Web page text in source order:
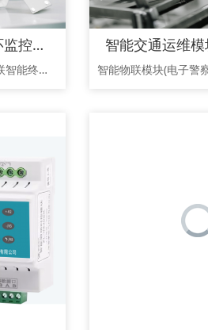
4网18串动变电站动环监控主机、采集采集器、IED智能终端、规约管理机、协约转换器
变电站物联监控主机,电鸿物联智能终端NWL-P9200——让任何站点秒变“智慧节点”一、场景用途•通信基站、电力机房、光伏箱变、泵房、仓库、冷链车厢、户外机柜等无人值守场景•需把“市电/电池/门禁/水浸/温湿度/摄像头/风扇/加热器/告警灯”等一次接入，统一上云管理的项目•既有老旧站点“0改动”升级，也适用于新建站“一步到位”建设二、产品特点1.全接口：市电AC220V、备电DC12V、电池三电源